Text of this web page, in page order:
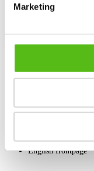
Marketing
Poul Henningsen
Kontakt os
Klassisk Auktion
English frontpage